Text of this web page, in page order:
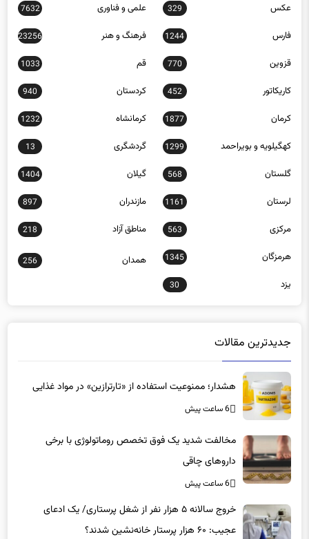
عکس 329 علمی و فناوری 7632
فارس 1244 فرهنگ و هنر 23256
قزوین 770 قم 1033
کاریکاتور 452 کردستان 940
کرمان 1877 کرمانشاه 1232
کهگیلویه و بویراحمد 1299 گردشگری 13
گلستان 568 گیلان 1404
لرستان 1161 مازندران 897
مرکزی 563 مناطق آزاد 218
هرمزگان 1345 همدان 256
یزد 30
جدیدترین مقالات
هشدار؛ ممنوعیت استفاده از «تارترازین» در مواد غذایی
6 ساعت پیش
مخالفت شدید یک فوق تخصص روماتولوژی با برخی
داروهای چاقی
6 ساعت پیش
خروج سالانه ۵ هزار نفر از شغل پرستاری/ یک ادعای
عجیب: ۶۰ هزار پرستار خانه‌نشین شدند؟